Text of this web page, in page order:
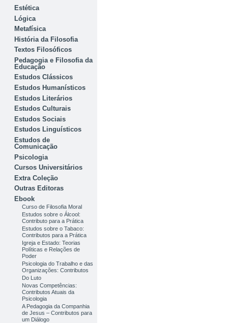
Estética
Lógica
Metafísica
História da Filosofia
Textos Filosóficos
Pedagogia e Filosofia da
Educação
Estudos Clássicos
Estudos Humanísticos
Estudos Literários
Estudos Culturais
Estudos Sociais
Estudos Linguísticos
Estudos de
Comunicação
Psicologia
Cursos Universitários
Extra Coleção
Outras Editoras
Ebook
Curso de Filosofia Moral
Estudos sobre o Álcool:
Contributo para a Prática
Estudos sobre o Tabaco:
Contributos para a Prática
Igreja e Estado: Teorias
Políticas e Relações de
Poder
Psicologia do Trabalho e das
Organizações: Contributos
Do Luto
Novas Competências:
Contributos Atuais da
Psicologia
A Pedagogia da Companhia
de Jesus – Contributos para
um Diálogo